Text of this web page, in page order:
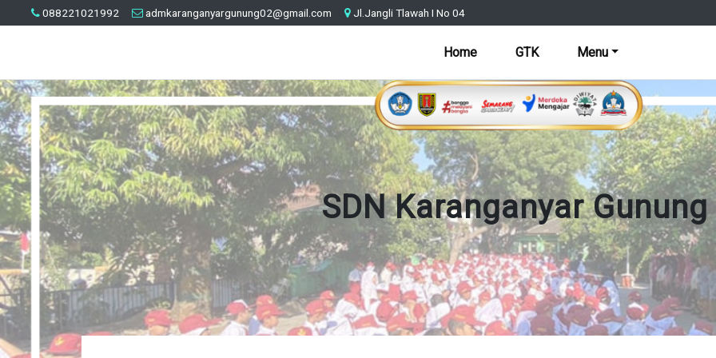
088221021992 admkaranganyargunung02@gmail.com Jl.Jangli Tlawah I No 04
Home GTK Menu
SDN Karanganyar Gunung